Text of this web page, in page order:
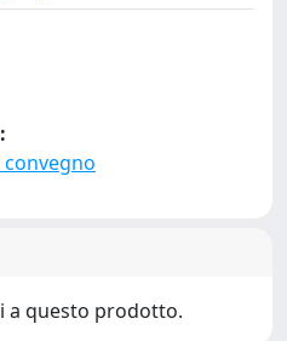
a questo prodotto.